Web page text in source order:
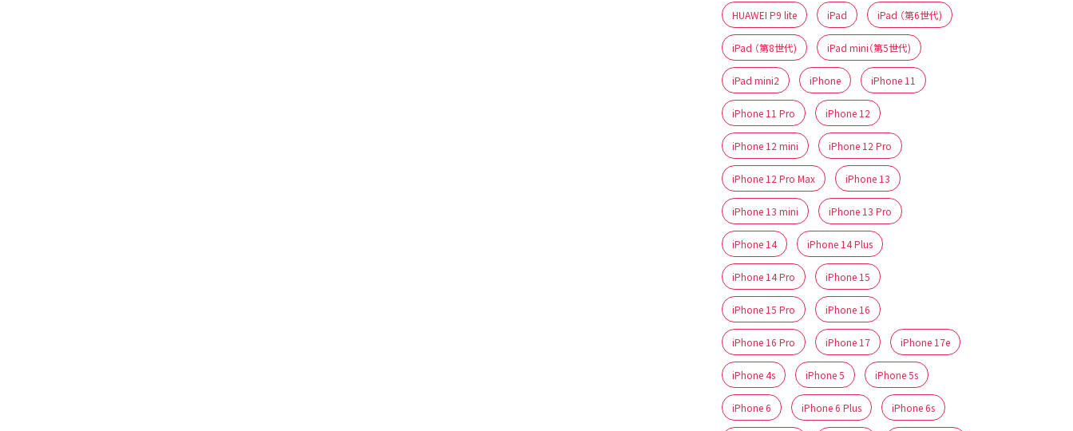
HUAWEI P9 lite iPad iPad （第6世代)
iPad （第8世代) iPad mini（第5世代)
iPad mini2 iPhone iPhone 11
iPhone 11 Pro iPhone 12
iPhone 12 mini iPhone 12 Pro
iPhone 12 Pro Max iPhone 13
iPhone 13 mini iPhone 13 Pro
iPhone 14 iPhone 14 Plus
iPhone 14 Pro iPhone 15
iPhone 15 Pro iPhone 16
iPhone 16 Pro iPhone 17 iPhone 17e
iPhone 4s iPhone 5 iPhone 5s
iPhone 6 iPhone 6 Plus iPhone 6s